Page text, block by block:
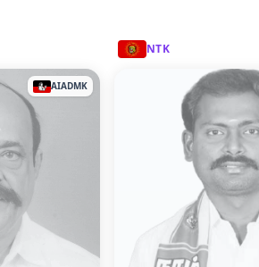
AIADMK
NTK